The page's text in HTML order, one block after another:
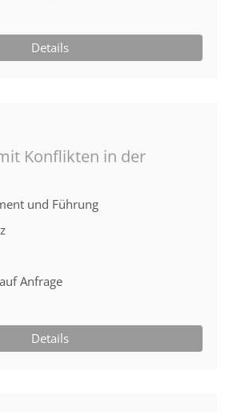
Details
Konflikten in der
und Führung
Anfrage
Details